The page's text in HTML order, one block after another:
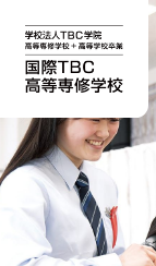
国際TBC高等
学校概要
学べるコース